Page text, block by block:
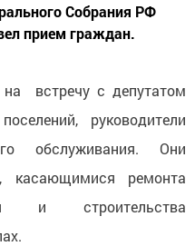
Собрания РФ
прием граждан.
встречу с депутатом
руководители
обслуживания. Они
касающимися ремонта
и строительства